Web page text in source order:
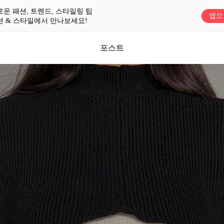
운 패션, 트렌드, 스타일링 팁
& 스타일에서 만나보세요!
앱
포스트